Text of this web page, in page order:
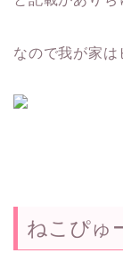
なので我が家は
ねこぴゅ